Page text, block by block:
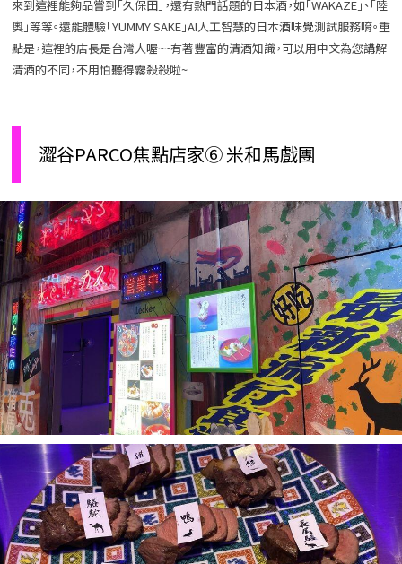
來到這裡能夠品嘗到「久保田」，還有熱門話題的日本酒，如「WAKAZE」、「陸
奧」等等。還能體驗「YUMMY SAKE」AI人工智慧的日本酒味覺測試服務唷。重
點是，這裡的店長是台灣人喔~~有著豐富的清酒知識，可以用中文為您講解
清酒的不同，不用怕聽得霧殺殺啦~
澀谷PARCO焦點店家⑥ 米和馬戲團